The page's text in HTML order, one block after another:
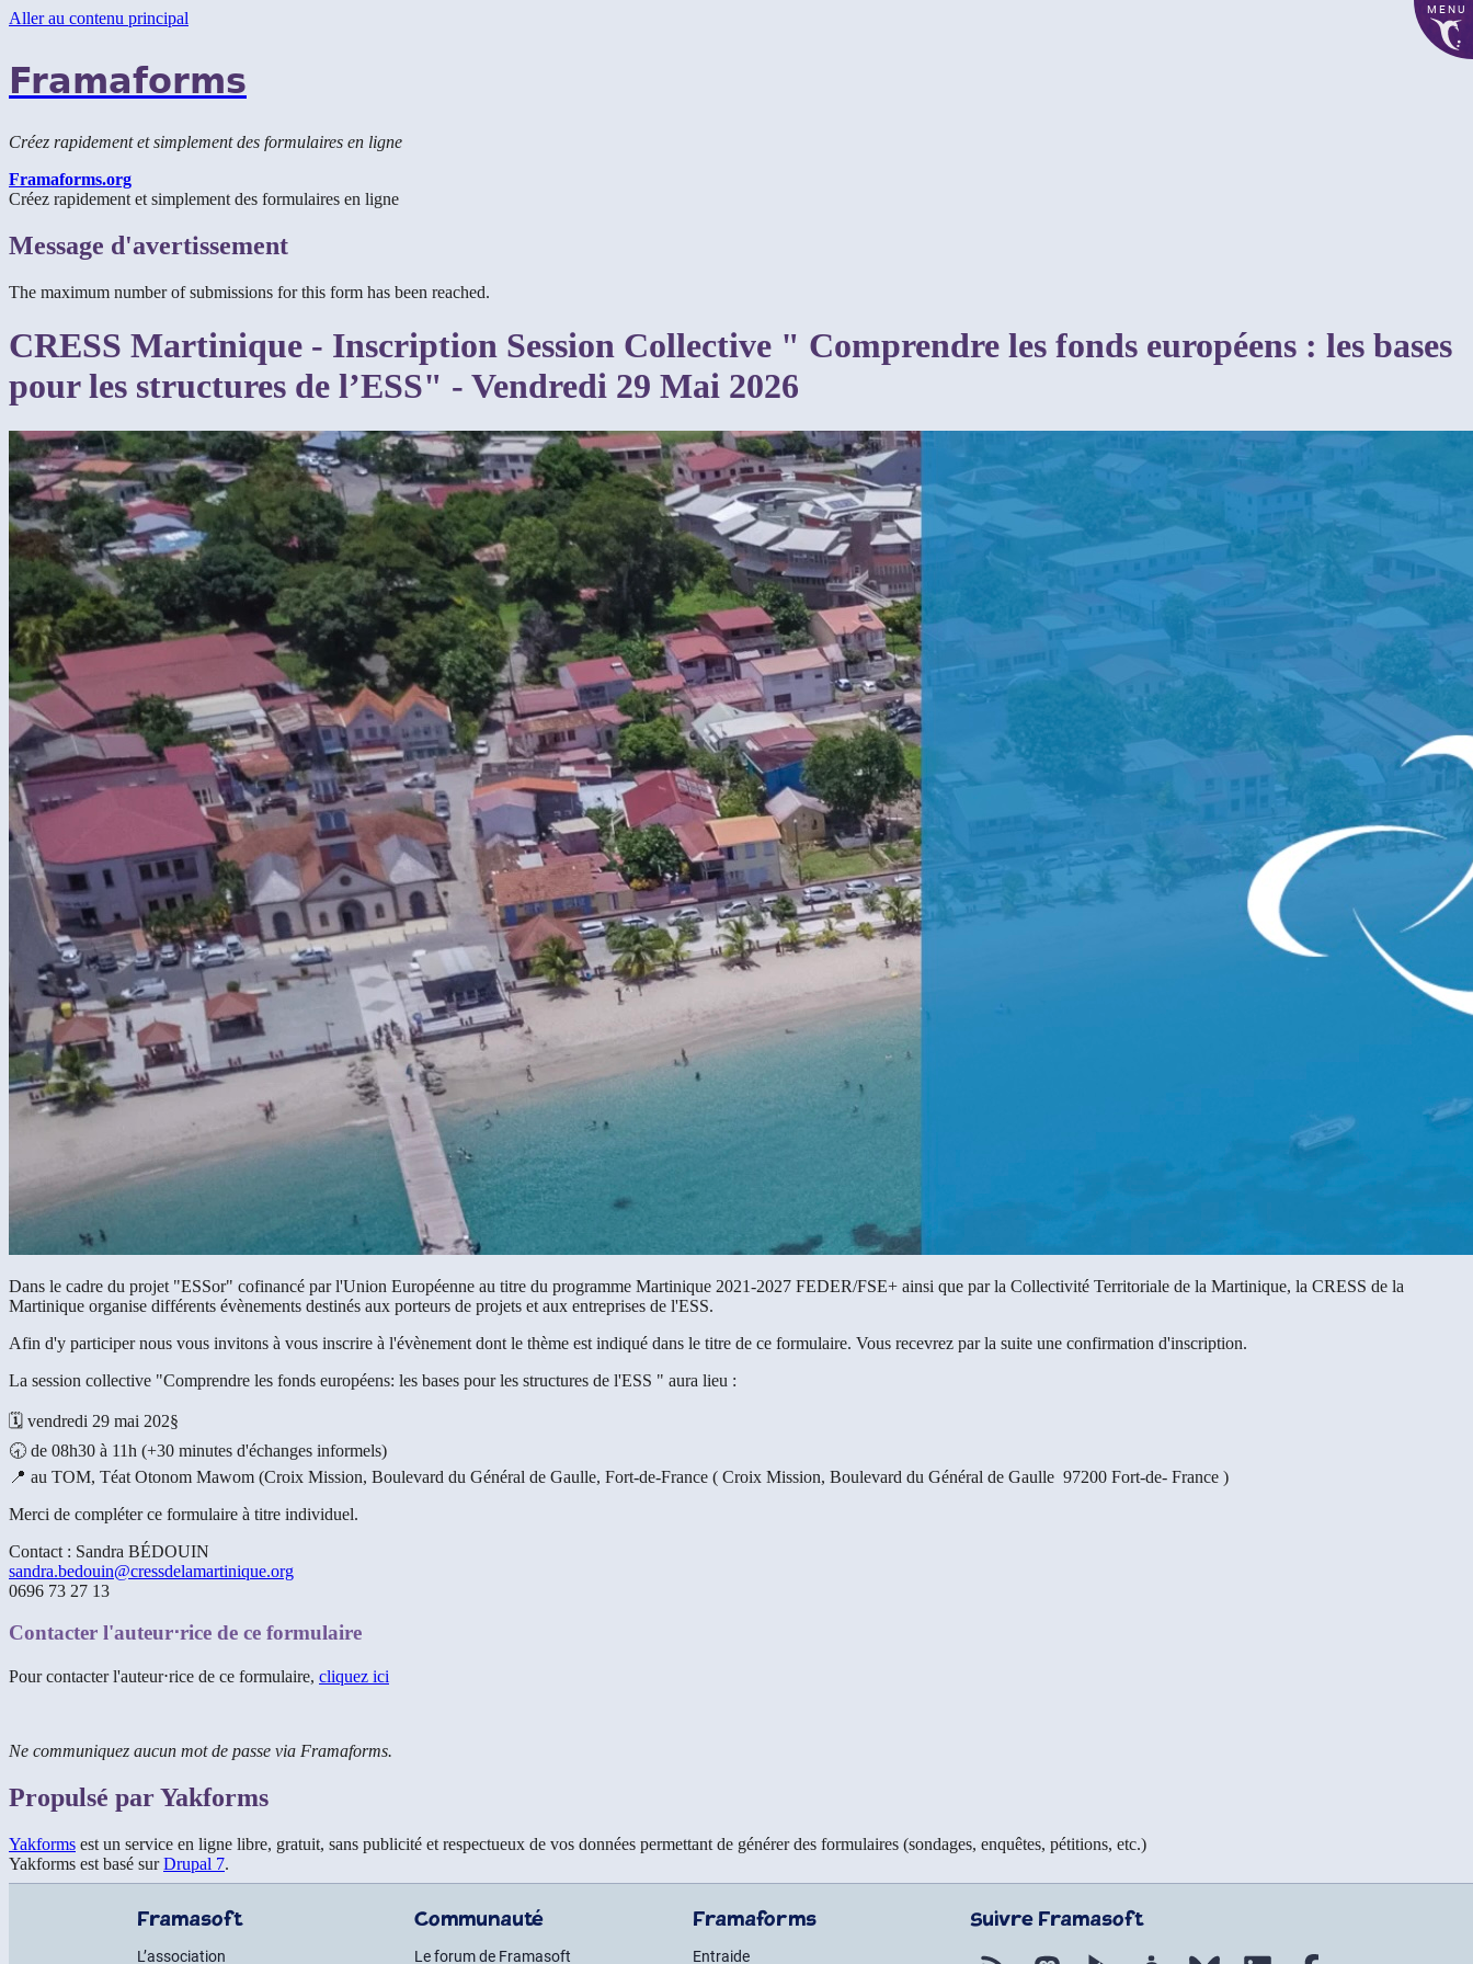
MENU
Aller au contenu principal
Framaforms
Créez rapidement et simplement des formulaires en ligne
Framaforms.org
Créez rapidement et simplement des formulaires en ligne
Message d'avertissement
The maximum number of submissions for this form has been reached.
CRESS Martinique - Inscription Session Collective " Comprendre les fonds européens : les bases
pour les structures de l’ESS" - Vendredi 29 Mai 2026
Dans le cadre du projet "ESSor" cofinancé par l'Union Européenne au titre du programme Martinique 2021-2027 FEDER/FSE+ ainsi que par la Collectivité Territoriale de la Martinique, la CRESS de la
Martinique organise différents évènements destinés aux porteurs de projets et aux entreprises de l'ESS.
Afin d'y participer nous vous invitons à vous inscrire à l'évènement dont le thème est indiqué dans le titre de ce formulaire. Vous recevrez par la suite une confirmation d'inscription.
La session collective "Comprendre les fonds européens: les bases pour les structures de l'ESS " aura lieu :
🗓️ vendredi 29 mai 202§
🕣 de 08h30 à 11h (+30 minutes d'échanges informels)
📍 au TOM, Téat Otonom Mawom (Croix Mission, Boulevard du Général de Gaulle, Fort-de-France ( Croix Mission, Boulevard du Général de Gaulle 97200 Fort-de- France )
Merci de compléter ce formulaire à titre individuel.
Contact : Sandra BÉDOUIN
sandra.bedouin@cressdelamartinique.org
0696 73 27 13
Contacter l'auteur⋅rice de ce formulaire
Pour contacter l'auteur⋅rice de ce formulaire, cliquez ici
Ne communiquez aucun mot de passe via Framaforms.
Propulsé par Yakforms
Yakforms est un service en ligne libre, gratuit, sans publicité et respectueux de vos données permettant de générer des formulaires (sondages, enquêtes, pétitions, etc.)
Yakforms est basé surDrupal 7.
Framasoft
L’association
Communauté
Le forum de Framasoft
Framaforms
Entraide
Suivre Framasoft
Flux RSS MastodonPeerTube Mobilizon Bluesky LinkedIn